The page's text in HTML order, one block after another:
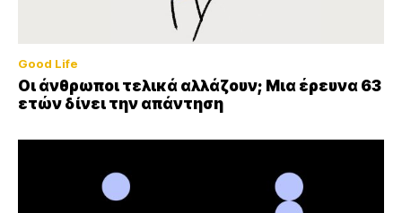
Good Life
Οι άνθρωποι τελικά αλλάζουν; Μια έρευνα 63
ετών δίνει την απάντηση